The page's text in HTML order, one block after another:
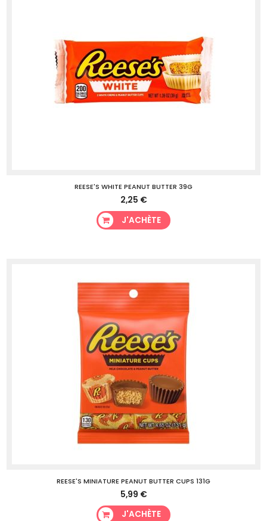
REESE'S WHITE PEANUT BUTTER 39G
2,25 €
J'ACHÈTE
REESE'S MINIATURE PEANUT BUTTER CUPS 131G
5,99 €
J'ACHÈTE